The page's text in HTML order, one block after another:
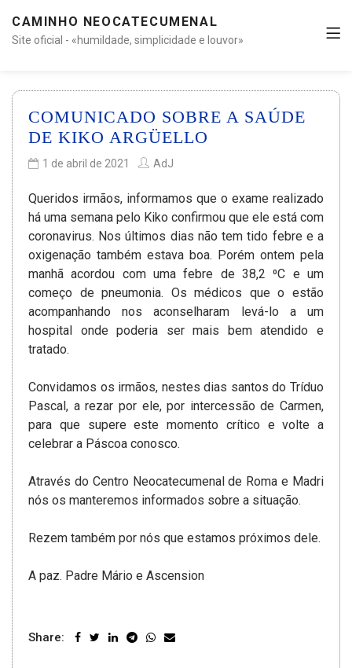
CAMINHO NEOCATECUMENAL
Site oficial - «humildade, simplicidade e louvor»
COMUNICADO SOBRE A SAÚDE
DE KIKO ARGÜELLO
1 de abril de 2021 AdJ
Queridos irmãos, informamos que o exame realizado
há uma semana pelo Kiko confirmou que ele está com
coronavirus. Nos últimos dias não tem tido febre e a
oxigenação também estava boa. Porém ontem pela
manhã acordou com uma febre de 38,2 ⁰C e um
começo de pneumonia. Os médicos que o estão
acompanhando nos aconselharam levá-lo a um
hospital onde poderia ser mais bem atendido e
tratado.
Convidamos os irmãos, nestes dias santos do Tríduo
Pascal, a rezar por ele, por intercessão de Carmen,
para que supere este momento crítico e volte a
celebrar a Páscoa conosco.
Através do Centro Neocatecumenal de Roma e Madri
nós os manteremos informados sobre a situação.
Rezem também por nós que estamos próximos dele.
A paz. Padre Mário e Ascension
Share: